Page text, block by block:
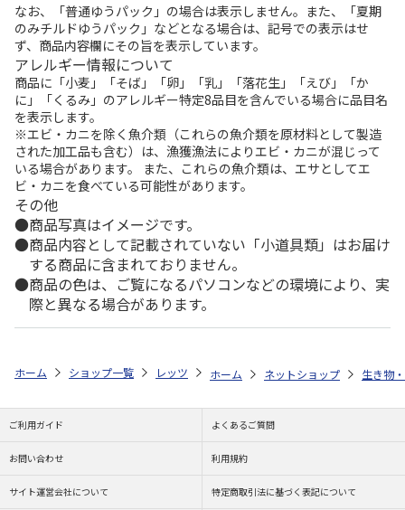
なお、「普通ゆうパック」の場合は表示しません。また、「夏期
のみチルドゆうパック」などとなる場合は、記号での表示はせ
ず、商品内容欄にその旨を表示しています。
アレルギー情報について
商品に「小麦」「そば」「卵」「乳」「落花生」「えび」「か
に」「くるみ」のアレルギー特定8品目を含んでいる場合に品目名
を表示します。
※エビ・カニを除く魚介類（これらの魚介類を原材料として製造
された加工品も含む）は、漁獲漁法によりエビ・カニが混じって
いる場合があります。 また、これらの魚介類は、エサとしてエ
ビ・カニを食べている可能性があります。
その他
商品写真はイメージです。
商品内容として記載されていない「小道具類」はお届け
する商品に含まれておりません。
商品の色は、ご覧になるパソコンなどの環境により、実
際と異なる場合があります。
ホーム ショップ一覧 レッツ ボルチモア・オリオールズ アメリカ建
ホーム ネットショップ 生き物
ご利用ガイド よくあるご質問
お問い合わせ 利用規約
サイト運営会社について 特定商取引法に基づく表記について